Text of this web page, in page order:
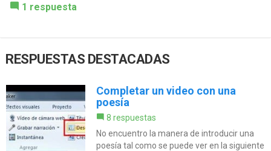
1 respuesta
RESPUESTAS DESTACADAS
Completar un video con una
poesía
8 respuestas
No encuentro la manera de introducir una
poesía tal como se puede ver en la siguiente